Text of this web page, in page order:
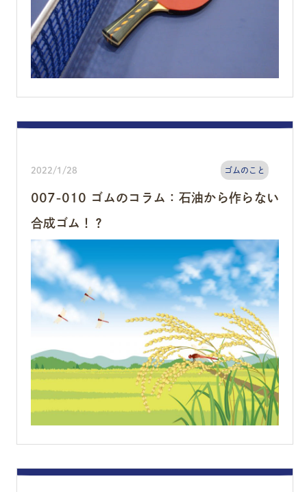
2022/1/28 ゴムのこと
007-010 ゴムのコラム：石油から作らない
合成ゴム！？